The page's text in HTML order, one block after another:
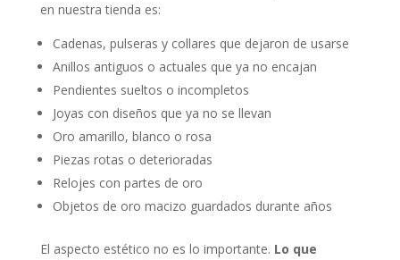
en nuestra tienda es:
Cadenas, pulseras y collares que dejaron de usarse
Anillos antiguos o actuales que ya no encajan
Pendientes sueltos o incompletos
Joyas con diseños que ya no se llevan
Oro amarillo, blanco o rosa
Piezas rotas o deterioradas
Relojes con partes de oro
Objetos de oro macizo guardados durante años
El aspecto estético no es lo importante. Lo que